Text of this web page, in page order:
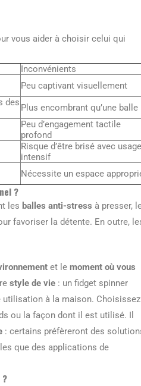
vous aider à choisir celui qui
Inconvénients
Peu captivant visuellement
des Plus encombrant qu’une balle
Peu d’engagement tactile
profond
Risque d’être brisé avec usage
intensif
Nécessite un espace
?
les balles anti-stress à presser,
favoriser la détente. En outre,
et le moment où vous
style de vie : un fidget spinner
utilisation à la maison. Choisissez
ou la façon dont il est utilisé. Il
: certains préfèreront des
que des applications de